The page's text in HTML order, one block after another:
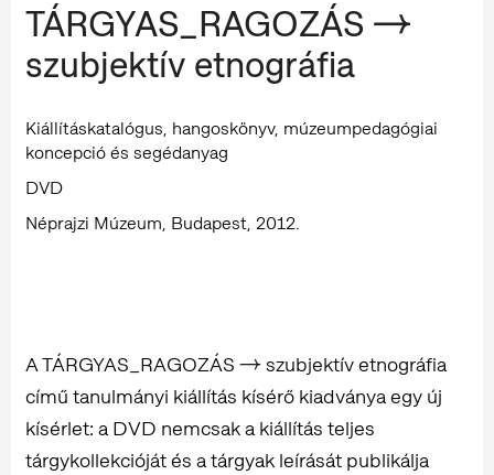
TÁRGYAS_RAGOZÁS →
szubjektív etnográfia
Kiállításkatalógus, hangoskönyv, múzeumpedagógiai
koncepció és segédanyag
DVD
Néprajzi Múzeum, Budapest, 2012.
A TÁRGYAS_RAGOZÁS → szubjektív etnográfia
című tanulmányi kiállítás kísérő kiadványa egy új
kísérlet: a DVD nemcsak a kiállítás teljes
tárgykollekcióját és a tárgyak leírását publikálja